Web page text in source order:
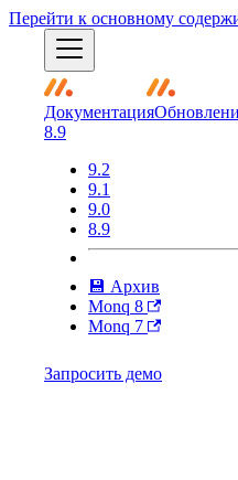
Перейти к основному
Документация
8.9
9.2
9.1
9.0
8.9
💾 Архив
Monq 8
Monq 7
Запросить демо